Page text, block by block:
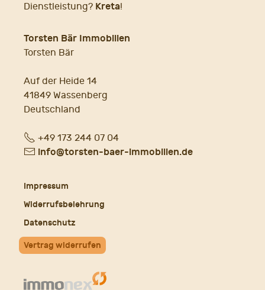
Dienstleistung? Kreta!
Torsten Bär Immobilien
Torsten Bär
Auf der Heide 14
41849 Wassenberg
Deutschland
Fon+49 173 244 07 04
E- info@torsten-baer-immobilien.de
Impressum
Widerrufsbelehrung
Datenschutz
Vertrag widerrufen